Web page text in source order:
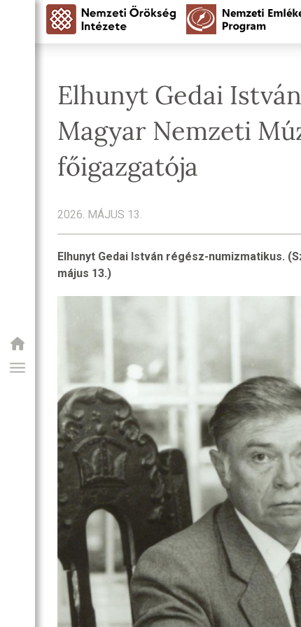
PROGRAM
Elhunyt Gedai
Magyar Nemzeti
főigazgatója
2026. MÁJUS 13.
Elhunyt Gedai István régész-numizmatikus.
május 13.)